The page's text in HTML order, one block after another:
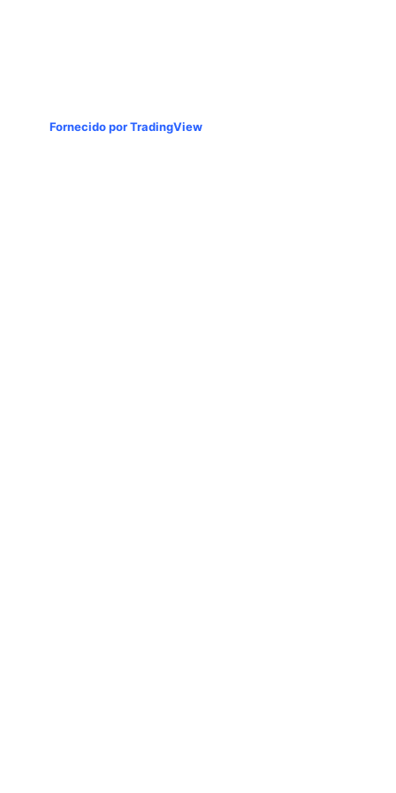
Fornecido por TradingView